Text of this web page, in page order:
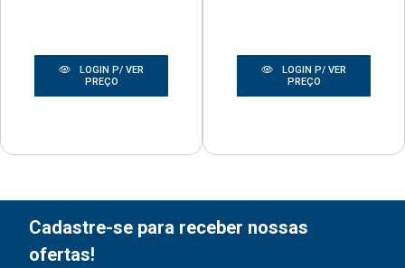
LOGIN P/ VER
PREÇO
LOGIN P/ VER
PREÇO
Cadastre-se para receber nossas
ofertas!